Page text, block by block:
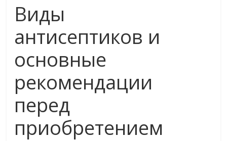
Виды
антисептиков и
основные
рекомендации
перед
приобретением